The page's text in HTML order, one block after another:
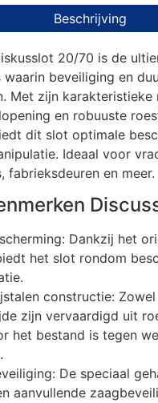
Beschrijving
20/70 is de
beveiliging en
Met zijn karakteristieke
en robuuste
dit slot optimale
Ideaal voor
fabrieksdeuren en meer.
Dankzij het
het slot rondom
constructie:
zijn vervaardigd uit
het bestand is tegen
De speciaal
aanvullende